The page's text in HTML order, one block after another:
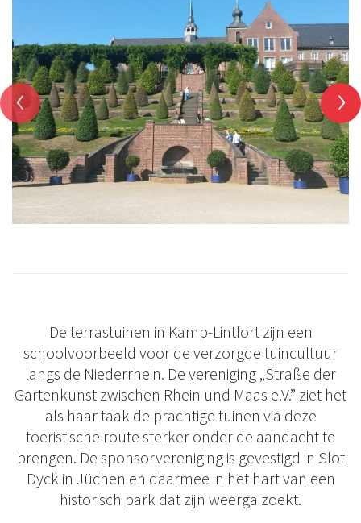
‹ ›
De terrastuinen in Kamp-Lintfort zijn een
schoolvoorbeeld voor de verzorgde tuincultuur
langs de Niederrhein. De vereniging „Straße der
Gartenkunst zwischen Rhein und Maas e.V.” ziet het
als haar taak de prachtige tuinen via deze
toeristische route sterker onder de aandacht te
brengen. De sponsorvereniging is gevestigd in Slot
Dyck in Jüchen en daarmee in het hart van een
historisch park dat zijn weerga zoekt.